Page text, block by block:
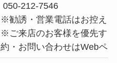
050-212-7546
※勧誘・営業電話はお控え
※ご来店のお客様を優先す
約・お問い合わせはWebペ